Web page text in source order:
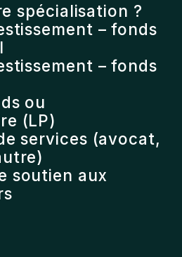
spécialisation ?
– fonds
– fonds
ou
(LP)
services (avocat,
soutien aux